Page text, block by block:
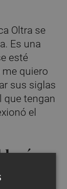
Oltra se
Es una
esté
quiero
sus siglas
que tengan
el